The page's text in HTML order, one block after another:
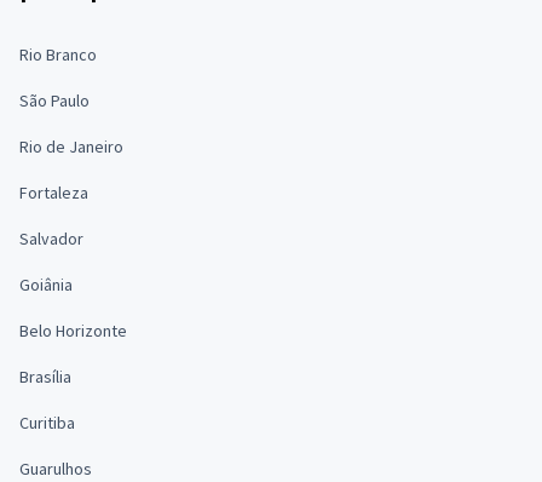
Rio Branco
São Paulo
Rio de Janeiro
Fortaleza
Salvador
Goiânia
Belo Horizonte
Brasília
Curitiba
Guarulhos